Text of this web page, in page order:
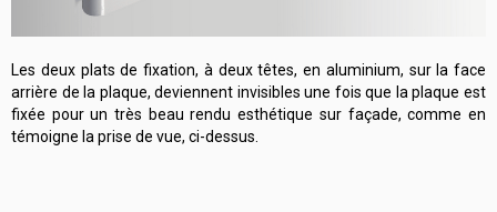
Les deux plats de fixation, à deux têtes, en aluminium, sur la face
arrière de la plaque, deviennent invisibles une fois que la plaque est
fixée pour un très beau rendu esthétique sur façade, comme en
témoigne la prise de vue, ci-dessus.